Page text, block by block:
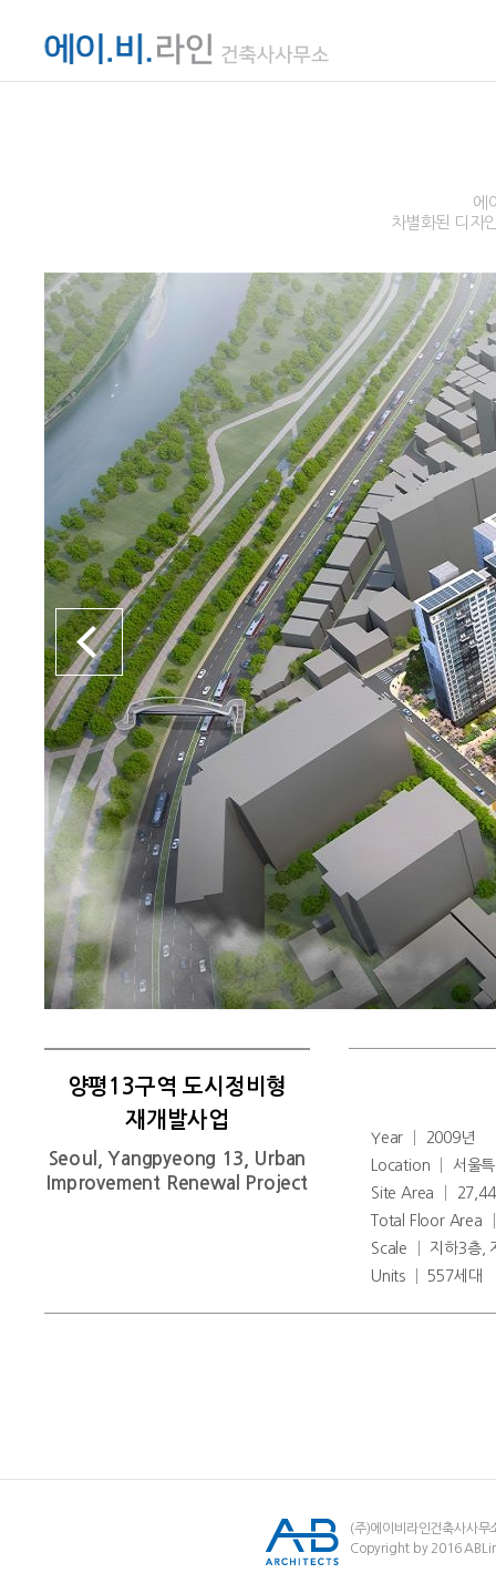
에
차별화된 디자
양평13구역 도시정비형
재개발사업
Seoul, Yangpyeong 13, Urban
Improvement Renewal Project
Year │ 2009년
Location │ 서울
Site Area │
Total Floor Area
Scale │ 지하3층,
Units │ 557세대
(주)에이비라인건축사사무
Copyright by 2016